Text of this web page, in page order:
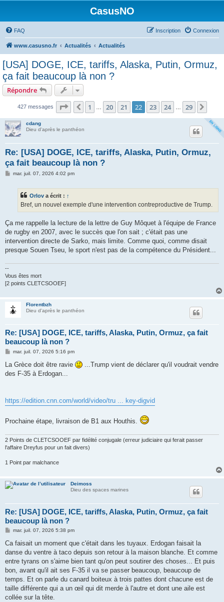
CasusNO
FAQ Connexion
Inscription
www.casusno.fr Actualités Actualités
[USA] DOGE, ICE, tariffs, Alaska, Putin, Ormuz,
ça fait beaucoup là non ?
Répondre
427 messages Page 22 sur 29
Précédent
1 20 21 22 23 24 29
cdang
Dieu d'après le panthéon
Re: [USA] DOGE, ICE, tariffs, Alaska, Putin, Ormuz,
ça fait beaucoup là non ?
Mmar. juil. 07, 2026 4:02 pm
Orlov a écrit : ↑
Bref, un nouvel exemple d'une intervention contreproductive de Trump.
Ça me rappelle la lecture de la lettre de Guy Môquet à l'équipe de France
de rugby en 2007, avec le succès que l'on sait ; c'était pas une
intervention directe de Sarko, mais limite. Comme quoi, comme disait
presque Souen Tseu, le sport n'est pas de la compétence du Président...
--
Vous êtes mort
[2 points CLETCSOOEF]
Florentbzh
Dieu d'après le panthéon
Re: [USA] DOGE, ICE, tariffs, Alaska, Putin, Ormuz, ça fait
beaucoup là non ?
M
s
a
mar. juil. 07, 2026 5:16 pm
La Grèce doit être ravie
...Trump vient de déclarer qu'il voudrait vendre
des F-35 à Erdogan...
https://edition.cnn.com/world/video/tru ... key-digvid
Prochaine étape, livraison de B1 aux Houthis.
2 Points de CLETCSOOEF par fidélité conjugale (erreur judiciaire qui ferait passer
l'affaire Dreyfus pour un fait divers)
1 Point par malchance
Deimoss
Dieu des spaces marines
Re: [USA] DOGE, ICE, tariffs, Alaska, Putin, Ormuz, ça fait
beaucoup là non ?
M
s
a
g
mar. juil. 07, 2026 5:38 pm
Ca faisait un moment que c'était dans les tuyaux. Erdogan faisait la
danse du ventre à taco depuis son retour à la maison blanche. Et comme
entre tyrans on s'aime bien tant qu'on peut soutirer des choses... Et puis
bon, avant qu'il ait ses F-35 il va se passer beaucoup, beaucoup de
temps. Et on parle du canard boiteux à trois pattes dont chacune est de
taille différente qui a un œil qui dit merde à l'autre et dont une aile est
collée sur la tête.